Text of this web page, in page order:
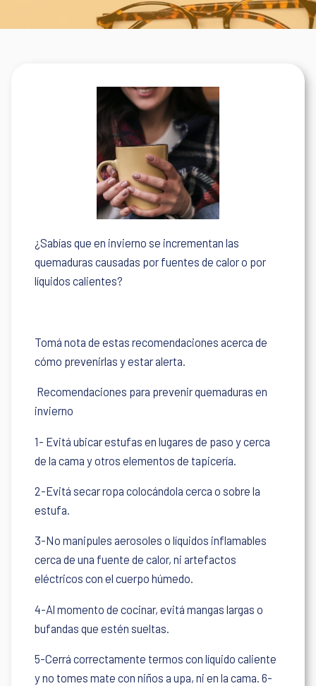
¿Sabías que en invierno se incrementan las
quemaduras causadas por fuentes de calor o por
líquidos calientes?
Tomá nota de estas recomendaciones acerca de
cómo prevenirlas y estar alerta.
Recomendaciones para prevenir quemaduras en
invierno
1- Evitá ubicar estufas en lugares de paso y cerca
de la cama y otros elementos de tapicería.
2-Evitá secar ropa colocándola cerca o sobre la
estufa.
3-No manipules aerosoles o líquidos inflamables
cerca de una fuente de calor, ni artefactos
eléctricos con el cuerpo húmedo.
4-Al momento de cocinar, evitá mangas largas o
bufandas que estén sueltas.
5-Cerrá correctamente termos con líquido caliente
y no tomes mate con niños a upa, ni en la cama. 6-